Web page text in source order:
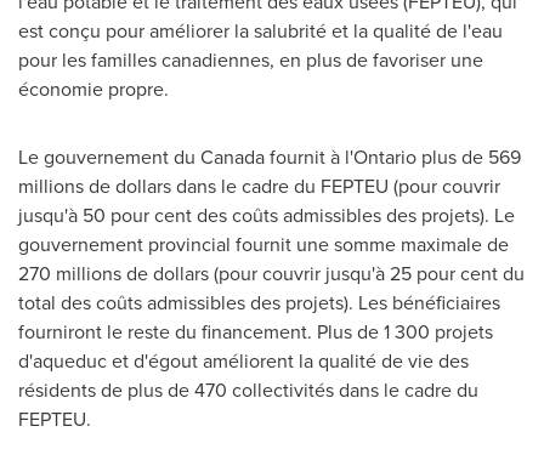
est conçu pour améliorer la salubrité et la qualité de l'eau
pour les familles canadiennes, en plus de favoriser une
économie propre.
Le gouvernement du Canada fournit à l'Ontario plus de 569
millions de dollars dans le cadre du FEPTEU (pour couvrir
jusqu'à 50 pour cent des coûts admissibles des projets). Le
gouvernement provincial fournit une somme maximale de
270 millions de dollars (pour couvrir jusqu'à 25 pour cent du
total des coûts admissibles des projets). Les bénéficiaires
fourniront le reste du financement. Plus de 1 300 projets
d'aqueduc et d'égout améliorent la qualité de vie des
résidents de plus de 470 collectivités dans le cadre du
FEPTEU.